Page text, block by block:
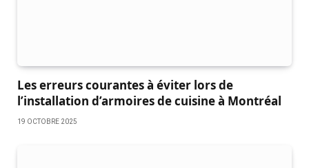
Les erreurs courantes à éviter lors de
l’installation d’armoires de cuisine à Montréal
19 OCTOBRE 2025